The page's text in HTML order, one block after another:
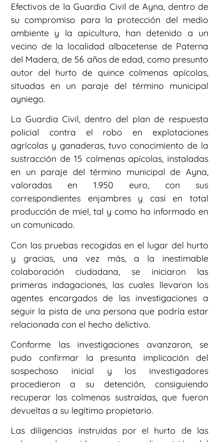
Efectivos de la Guardia Civil de Ayna, dentro de
su compromiso para la protección del medio
ambiente y la apicultura, han detenido a un
vecino de la localidad albacetense de Paterna
del Madera, de 56 años de edad, como presunto
autor del hurto de quince colmenas apícolas,
situadas en un paraje del término municipal
ayniego.
La Guardia Civil, dentro del plan de respuesta
policial contra el robo en explotaciones
agrícolas y ganaderas, tuvo conocimiento de la
sustracción de 15 colmenas apícolas, instaladas
en un paraje del término municipal de Ayna,
valoradas en 1.950 euro, con sus
correspondientes enjambres y casi en total
producción de miel, tal y como ha informado en
un comunicado.
Con las pruebas recogidas en el lugar del hurto
y gracias, una vez más, a la inestimable
colaboración ciudadana, se iniciaron las
primeras indagaciones, las cuales llevaron los
agentes encargados de las investigaciones a
seguir la pista de una persona que podría estar
relacionada con el hecho delictivo.
Conforme las investigaciones avanzaron, se
pudo confirmar la presunta implicación del
sospechoso inicial y los investigadores
procedieron a su detención, consiguiendo
recuperar las colmenas sustraídas, que fueron
devueltas a su legítimo propietario.
Las diligencias instruidas por el hurto de las